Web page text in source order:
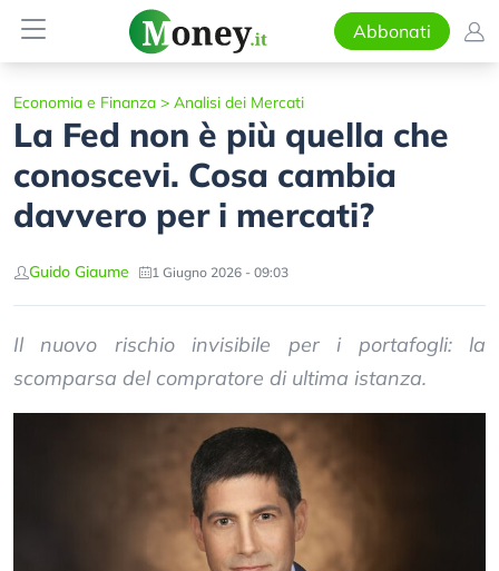
Abbonati
Economia e Finanza > Analisi dei Mercati
La Fed non è più quella che
conoscevi. Cosa cambia
davvero per i mercati?
Guido Giaume 1 Giugno 2026 - 09:03
Il nuovo rischio invisibile per i portafogli: la
scomparsa del compratore di ultima istanza.